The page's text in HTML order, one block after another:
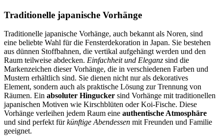
Traditionelle japanische Vorhänge
Traditionelle japanische Vorhänge, auch bekannt als Noren, sind
eine beliebte Wahl für die Fensterdekoration in Japan. Sie bestehen
aus dünnen Stoffbahnen, die vertikal aufgehängt werden und den
Raum teilweise abdecken. Einfachheit und Eleganz sind die
Markenzeichen dieser Vorhänge, die in verschiedenen Farben und
Mustern erhältlich sind. Sie dienen nicht nur als dekoratives
Element, sondern auch als praktische Lösung zur Trennung von
Räumen. Ein absoluter Hingucker sind Vorhänge mit traditionellen
japanischen Motiven wie Kirschblüten oder Koi-Fische. Diese
Vorhänge verleihen jedem Raum eine authentische Atmosphäre
und sind perfekt fürkünftige Abendessen mit Freunden und Familie
geeignet.